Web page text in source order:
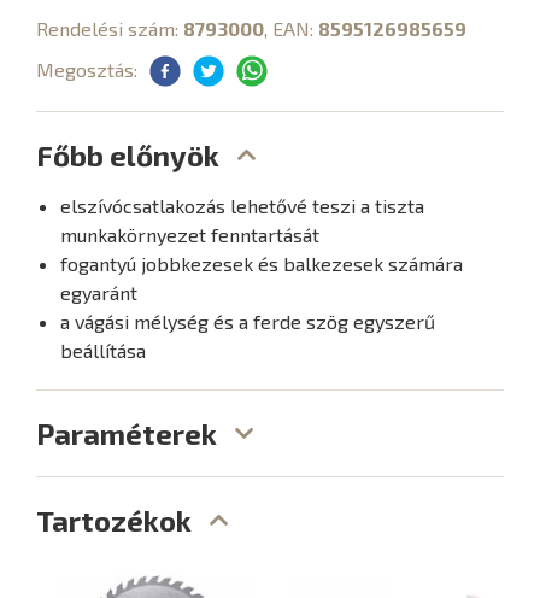
Rendelési szám: 8793000, EAN: 8595126985659
Megosztás:
Főbb előnyök
elszívócsatlakozás lehetővé teszi a tiszta
munkakörnyezet fenntartását
fogantyú jobbkezesek és balkezesek számára
egyaránt
a vágási mélység és a ferde szög egyszerű
beállítása
Paraméterek
Tartozékok